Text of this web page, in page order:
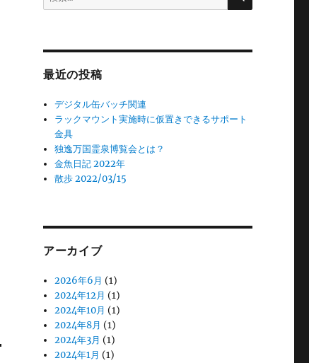
索:
最近の投稿
デジタル缶バッチ関連
ラックマウント実施時に仮置きできるサポート
金具
独逸万国霊泉博覧会とは？
金魚日記 2022年
散歩 2022/03/15
アーカイブ
2026年6月 (1)
2024年12月 (1)
2024年10月 (1)
2024年8月 (1)
2024年3月 (1)
2024年1月 (1)